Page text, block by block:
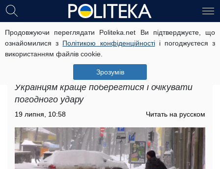
Продовжуючи переглядати Politeka.net Ви підтверджуєте, що
ознайомилися з Політикою конфіденційностіі погоджуєтеся з
використанням файлів cookie.
Зрозумів
Зима завдасть суворого удару,
половину України засипле снігом:
прогноз синоптика на кінець 2021
Українцям краще поберегтися і очікувати
погодного удару
19 липня, 10:58 Читать на русском